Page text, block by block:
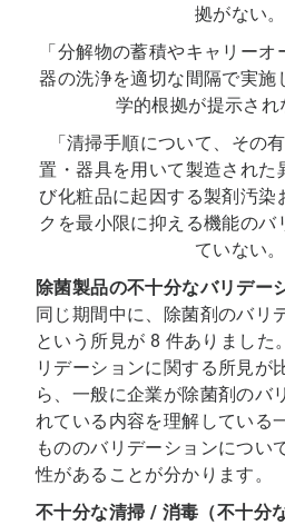
拠がない。
「分解物の蓄積やキャリー
器の洗浄を適切な間隔で実施
学的根拠が提示され
「清掃手順について、その
置・器具を用いて製造された
び化粧品に起因する製剤汚染
クを最小限に抑える機能のバ
ていない。
除菌製品の不十分なバリデー
同じ期間中に、除菌剤のバリ
という所見が 8 件ありました
リデーションに関する所見が
ら、一般に企業が除菌剤のバ
れている内容を理解している
もののバリデーションについ
性があることが分かります。
不十分な清掃 / 消毒（不十分